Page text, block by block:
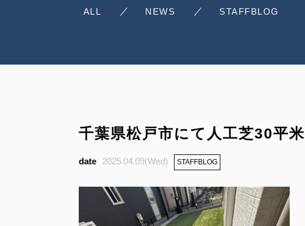
ALL NEWS STAFFBLOG
千葉県松戸市にて人工芝30平米
2025.04.09(Wed) STAFFBLOG